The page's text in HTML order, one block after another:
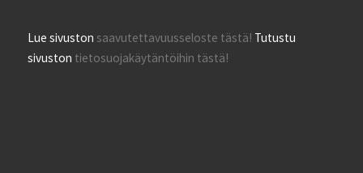
Lue sivustonsaavutettavuusseloste tästä! Tutustu
sivuston tietosuojakäytäntöihin tästä!